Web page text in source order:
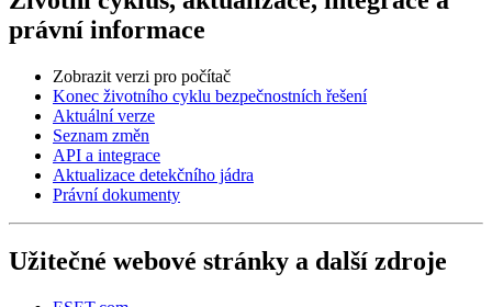
právní informace
Zobrazit verzi pro počítač
Konec životního cyklu bezpečnostních řešení
Aktuální verze
Seznam změn
API a integrace
Aktualizace detekčního jádra
Právní dokumenty
Užitečné webové stránky a další zdroje